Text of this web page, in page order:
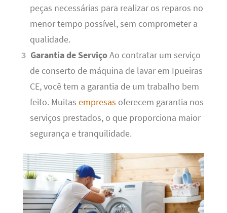
peças necessárias para realizar os reparos no
menor tempo possível, sem comprometer a
qualidade.
Garantia de ServiçoAo contratar um serviço
de conserto de máquina de lavar em Ipueiras
CE, você tem a garantia de um trabalho bem
feito. Muitas empresas oferecem garantia nos
serviços prestados, o que proporciona maior
segurança e tranquilidade.